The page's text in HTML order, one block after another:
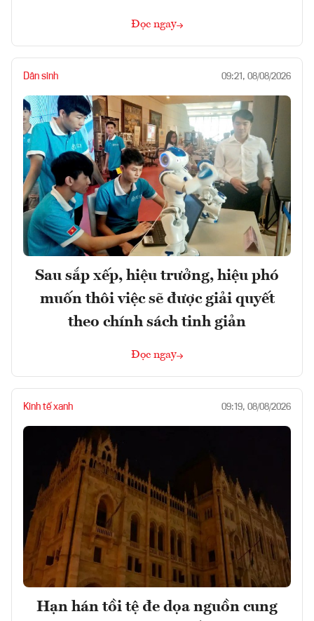
Đọc ngay
Dân sinh 09:21, 08/08/2026
Sau sắp xếp, hiệu trưởng, hiệu phó
muốn thôi việc sẽ được giải quyết
theo chính sách tinh giản
Đọc ngay
Kinh tế xanh 09:19, 08/08/2026
Hạn hán tồi tệ đe dọa nguồn cung